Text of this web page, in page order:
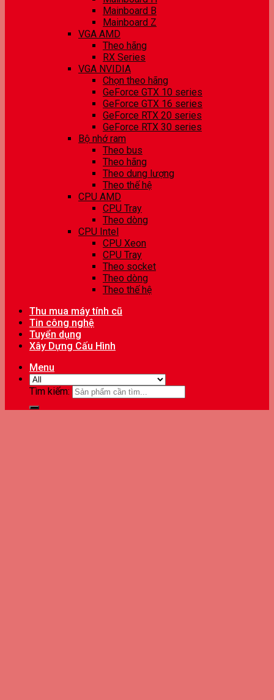
Mainboard B
Mainboard Z
VGA AMD
Theo hãng
RX Series
VGA NVIDIA
Chọn theo hãng
GeForce GTX 10 series
GeForce GTX 16 series
GeForce RTX 20 series
GeForce RTX 30 series
Bộ nhớ ram
Theo bus
Theo hãng
Theo dung lượng
Theo thế hệ
CPU AMD
CPU Tray
Theo dòng
CPU Intel
CPU Xeon
CPU Tray
Theo socket
Theo dòng
Theo thế hệ
Thu mua máy tính cũ
Tin công nghệ
Tuyển dụng
Xây Dựng Cấu Hình
Menu
Tìm kiếm: